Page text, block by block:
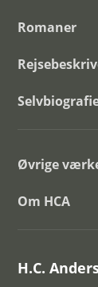
Romaner
Øvrige
Om HCA
H.C.